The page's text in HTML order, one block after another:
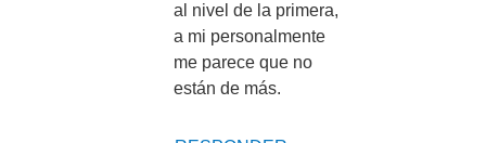
al nivel de la primera,
a mi personalmente
me parece que no
están de más.